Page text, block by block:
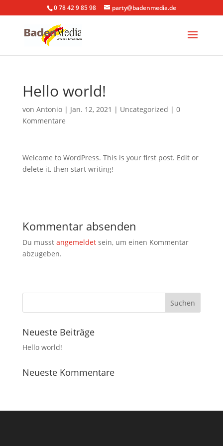
0 78 42 9 85 98 party@badenmedia.de
Hello world!
von Antonio| Jan. 12, 2021 | Uncategorized | 0
Kommentare
Welcome to WordPress. This is your first post. Edit or
delete it, then start writing!
Kommentar absenden
Du musst angemeldetsein, um einen Kommentar
abzugeben.
Neueste Beiträge
Hello world!
Neueste Kommentare